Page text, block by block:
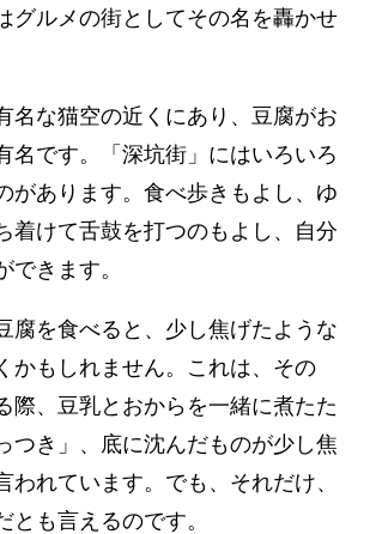
グルメの街としてその名を轟かせ
名な猫空の近くにあり、豆腐がお
名です。「深坑街」にはいろいろ
があります。食べ歩きもよし、ゆ
着けて舌鼓を打つのもよし、自分
できます。
腐を食べると、少し焦げたような
かもしれません。これは、その
際、豆乳とおからを一緒に煮たた
つき」、底に沈んだものが少し焦
われています。でも、それだけ、
とも言えるのです。